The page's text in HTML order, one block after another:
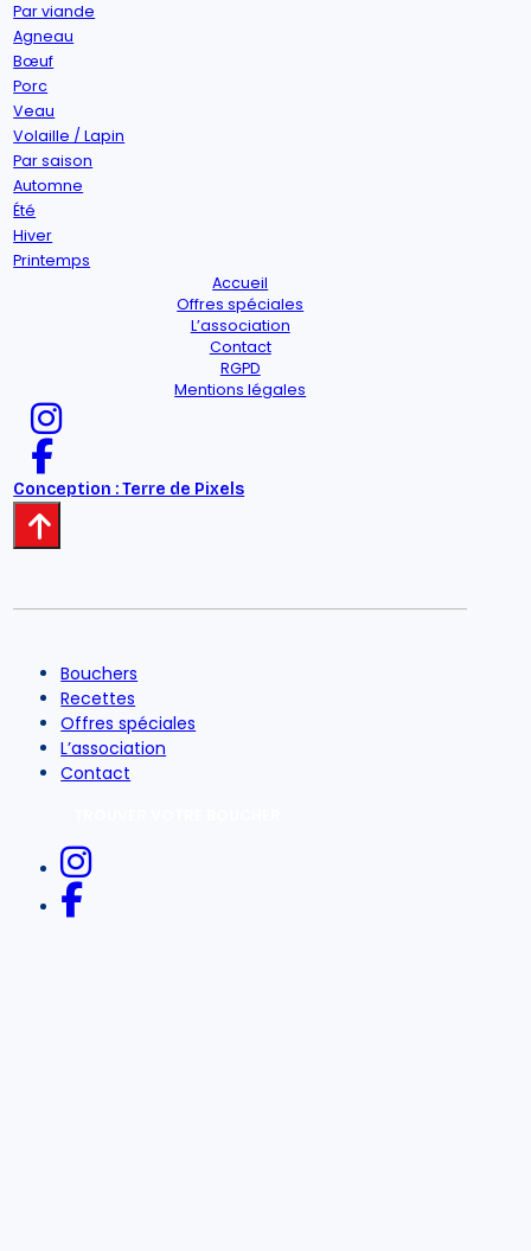
Par viande
Agneau
Bœuf
Porc
Veau
Volaille / Lapin
Par saison
Automne
Été
Hiver
Printemps
Accueil
Offres spéciales
L’association
Contact
RGPD
Mentions légales
Conception : Terre de Pixels
Bouchers
Recettes
Offres spéciales
L’association
Contact